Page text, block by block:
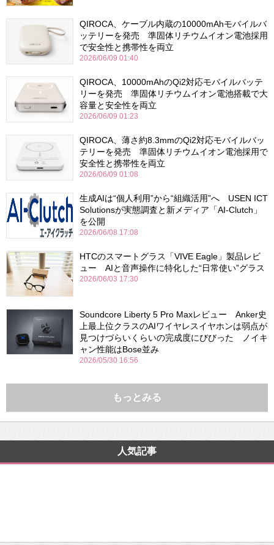
QIROCA、ケーブル内蔵の10000mAhモバイルバ
ッテリーを発売 準固体リチウムイオン電池採用
で安全性と携帯性を両立
2026/06/09 01:40
QIROCA、10000mAhのQi2対応モバイルバッテ
リーを発売 準固体リチウムイオン電池搭載で大
容量と安全性を両立
2026/06/09 01:23
QIROCA、薄さ約8.3mmのQi2対応モバイルバッ
テリーを発売 準固体リチウムイオン電池採用で
安全性と携帯性を両立
2026/06/09 01:08
生成AIは“個人利用”から“組織活用”へ USEN ICT
Solutionsが実態調査と新メディア「AI-Clutch」
を公開
2026/06/08 17:08
HTCのスマートグラス「VIVE Eagle」製品レビ
ュー AIと音声操作に特化した“日常使い”グラス
2026/06/03 17:30
Soundcore Liberty 5 Pro Maxレビュー Anker史
上最上位クラスのAIワイヤレスイヤホンは弱点が
見つけづらいくらいの完成度にびびった ノイキ
ャン性能はBose並み
2026/05/30 16:56
もっとみる
人気記事